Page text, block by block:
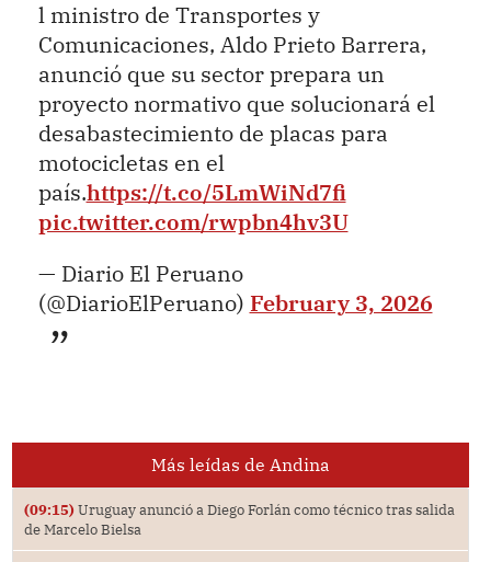
l ministro de Transportes y
Comunicaciones, Aldo Prieto Barrera,
anunció que su sector prepara un
proyecto normativo que solucionará el
desabastecimiento de placas para
motocicletas en el
país.https://t.co/5LmWiNd7fi
pic.twitter.com/rwpbn4hv3U
— Diario El Peruano
(@DiarioElPeruano) February 3, 2026
Más leídas de Andina
(09:15) Uruguay anunció a Diego Forlán como técnico tras salida
de Marcelo Bielsa